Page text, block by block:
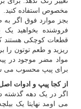
مخصوص استفاده کنید.
بجز موارد فوق اگر به
فروشنده بخواهید یک
قطعات کوچکی هستند
ریزید و طعم توتون
مواد مضر موجود در
برای پیپ محسوب می
از کجا پیپ و ادوات
اگر در یک دهه گذشته
می اومد نهایتا یک